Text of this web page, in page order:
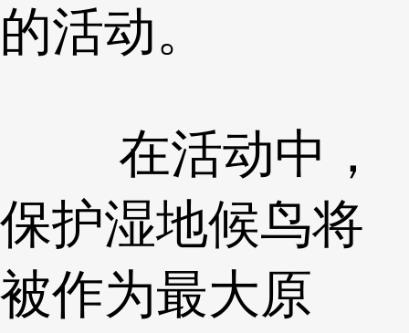
的活动。
在活动中，
保护湿地候鸟将
被作为最大原